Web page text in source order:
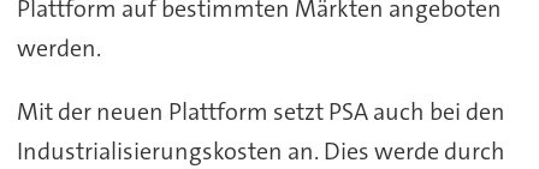
Plattform auf bestimmten Märkten angeboten
werden.
Mit der neuen Plattform setzt PSA auch bei den
Industrialisierungskosten an. Dies werde durch